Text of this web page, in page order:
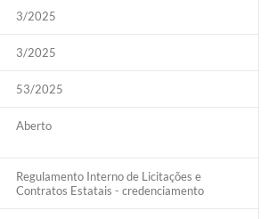
3/2025
3/2025
53/2025
Aberto
Regulamento Interno de Licitações e
Contratos Estatais - credenciamento